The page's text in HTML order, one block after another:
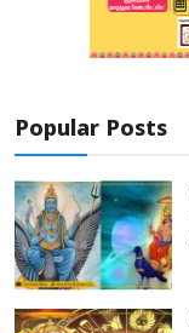
Popular Posts